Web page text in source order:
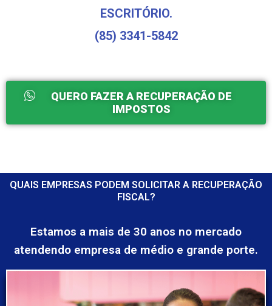
ESCRITÓRIO.
(85) 3341-5842
QUERO FAZER A RECUPERAÇÃO DE
IMPOSTOS
QUAIS EMPRESAS PODEM SOLICITAR A RECUPERAÇÃO
FISCAL?
Estamos a mais de 30 anos no mercado
atendendo empresa de médio e grande porte.